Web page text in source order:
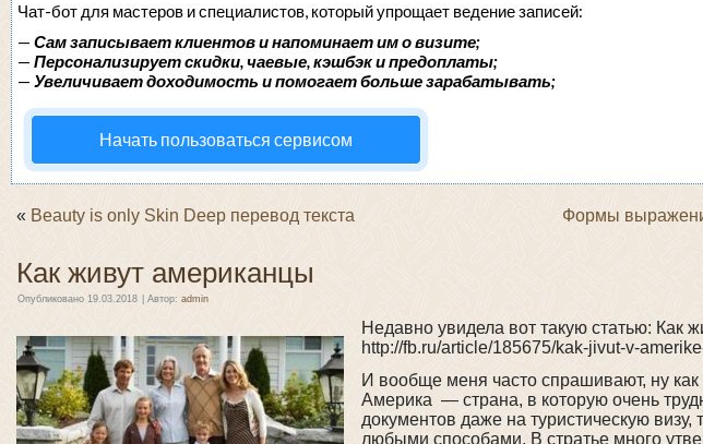
Чат-бот для мастеров и специалистов, который упрощает ведение записей:
— Сам записывает клиентов и напоминает им о визите;
— Персонализирует скидки, чаевые, кэшбэк и предоплаты;
— Увеличивает доходимость и помогает больше зарабатывать;
Начать пользоваться сервисом
« Beauty is only Skin Deep перевод текста Формы
Как живут американцы
Опубликовано 19.03.2018 Автор: admin
Недавно увидела вот такую статью: Как
http://fb.ru/article/185675/kak-jivut-v-
И вообще меня часто спрашивают, ну
Америка — страна, в которую очень
документов даже на туристическую
любыми способами. В стратье много